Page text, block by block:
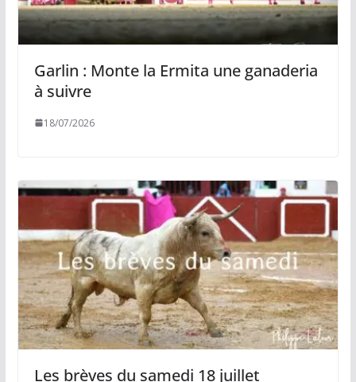
Garlin : Monte la Ermita une ganaderia
à suivre
18/07/2026
Les brèves du samedi 18 juillet